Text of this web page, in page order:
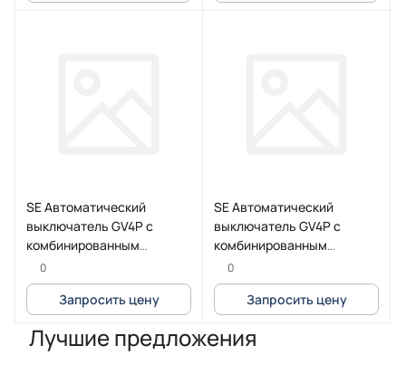
SE Автоматический
выключатель GV4P с
комбинированным
расцепителем 7A 50kA
зажим Everlink
0
Запросить цену
SE Автоматический
выключатель GV4P с
комбинированным
расцепителем 80A 25kA
зажим под кольцевой
наконечник
0
Запросить цену
Лучшие предложения